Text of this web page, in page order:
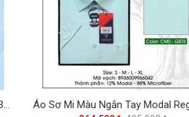
Áo Sơ Mi Màu Trơn Dài Tay Regular 430 Vĩnh Tiến - Nhiều Màu